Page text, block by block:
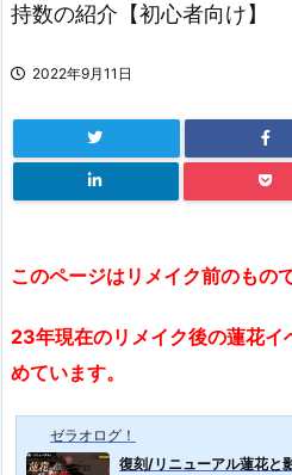
持数の紹介【初心者向け】
2022年9月11日
このページはリメイク前のもので
23年現在のリメイク後の蓮花イ
めています。
ゼラオログ！
復刻/リニューアル蓮花と